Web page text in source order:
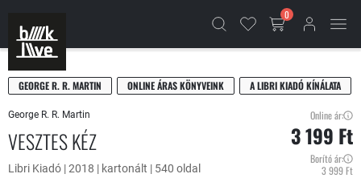
0
GEORGE R. R. MARTIN ONLINE ÁRAS KÖNYVEINK A LIBRI KIADÓ KÍNÁLATA
George R. R. Martin
VESZTES KÉZ
Libri Kiadó | 2018 | kartonált | 540 oldal
Online ár:
3 199 Ft
Borító ár:
3 999 Ft